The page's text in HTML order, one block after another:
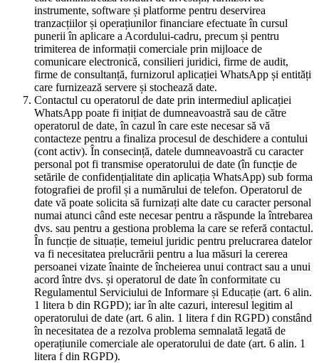
instrumente, software și platforme pentru deservirea
tranzacțiilor și operațiunilor financiare efectuate în cursul
punerii în aplicare a Acordului-cadru, precum și pentru
trimiterea de informații comerciale prin mijloace de
comunicare electronică, consilieri juridici, firme de audit,
firme de consultanță, furnizorul aplicației WhatsApp și entități
care furnizează servere și stochează date.
Contactul cu operatorul de date prin intermediul aplicației
WhatsApp poate fi inițiat de dumneavoastră sau de către
operatorul de date, în cazul în care este necesar să vă
contacteze pentru a finaliza procesul de deschidere a contului
(cont activ). În consecință, datele dumneavoastră cu caracter
personal pot fi transmise operatorului de date (în funcție de
setările de confidențialitate din aplicația WhatsApp) sub forma
fotografiei de profil și a numărului de telefon. Operatorul de
date vă poate solicita să furnizați alte date cu caracter personal
numai atunci când este necesar pentru a răspunde la întrebarea
dvs. sau pentru a gestiona problema la care se referă contactul.
În funcție de situație, temeiul juridic pentru prelucrarea datelor
va fi necesitatea prelucrării pentru a lua măsuri la cererea
persoanei vizate înainte de încheierea unui contract sau a unui
acord între dvs. și operatorul de date în conformitate cu
Regulamentul Serviciului de Informare și Educație (art. 6 alin.
1 litera b din RGPD); iar în alte cazuri, interesul legitim al
operatorului de date (art. 6 alin. 1 litera f din RGPD) constând
în necesitatea de a rezolva problema semnalată legată de
operațiunile comerciale ale operatorului de date (art. 6 alin. 1
litera f din RGPD).